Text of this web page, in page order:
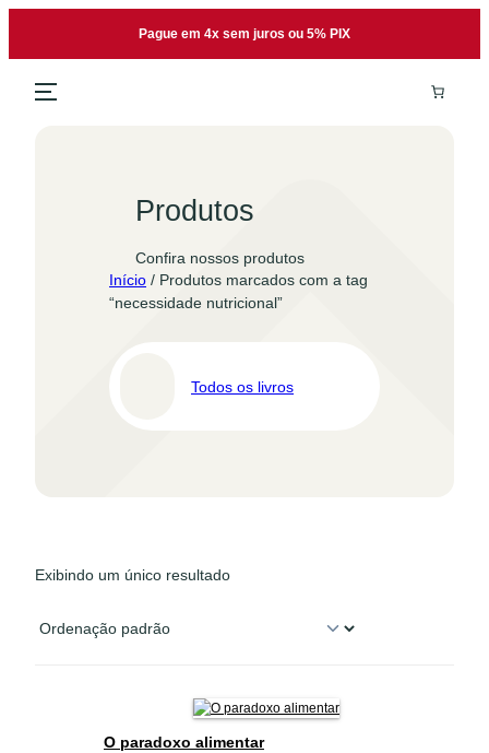
o
Pague em 4x sem juros ou 5% PIX
Produtos
Confira nossos produtos
Início / Produtos marcados com a tag
“necessidade nutricional”
Todos os livros
Exibindo um único resultado
O paradoxo alimentar